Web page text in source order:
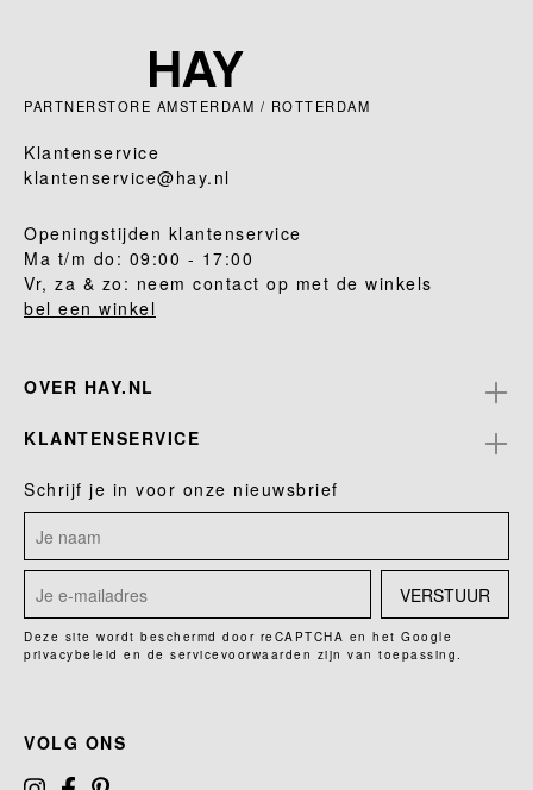
PARTNERSTORE AMSTERDAM / ROTTERDAM
Klantenservice
klantenservice@hay.nl
Openingstijden klantenservice
Ma t/m do: 09:00 - 17:00
Vr, za & zo: neem contact op met de winkels
bel een winkel
OVER HAY.NL
KLANTENSERVICE
Schrijf je in voor onze nieuwsbrief
VERSTUUR
Deze site wordt beschermd door reCAPTCHA en het Google
privacybeleid en de servicevoorwaarden zijn van toepassing.
VOLG ONS